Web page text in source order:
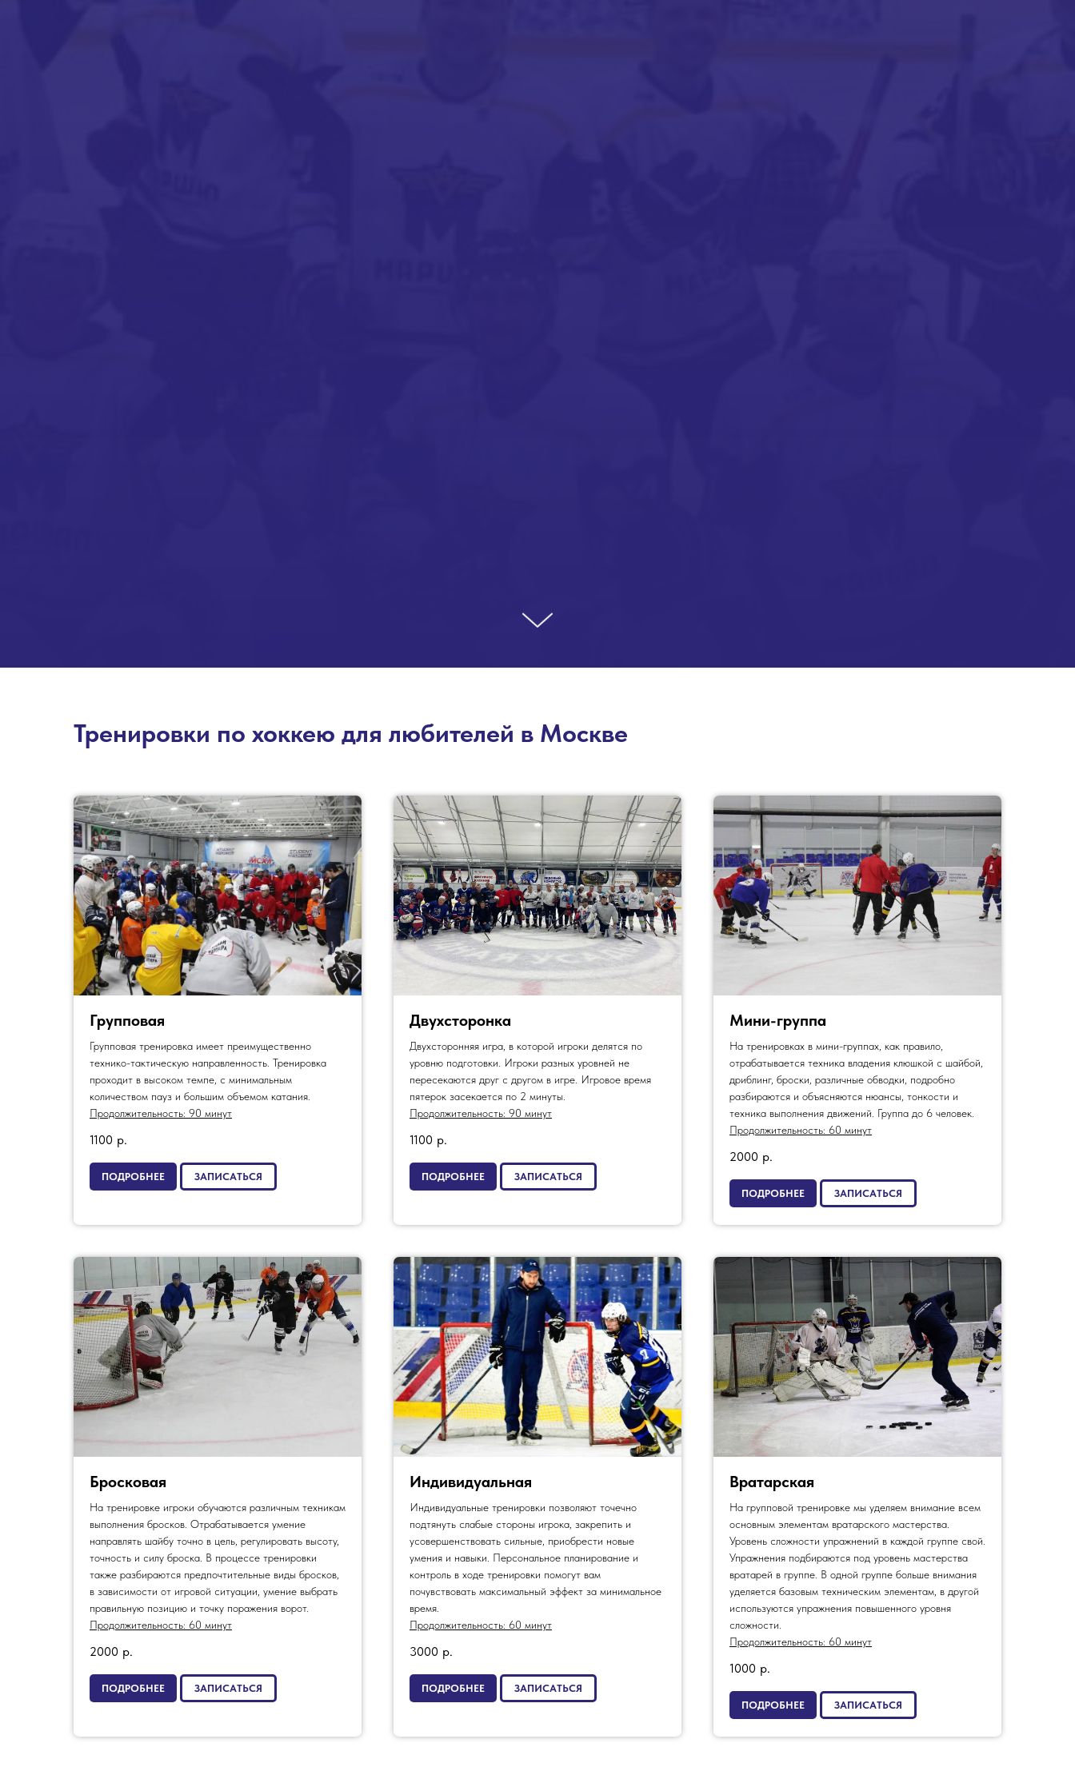
Тренировки по хоккею для любителей в Москве
Групповая
Групповая тренировка имеет преимущественно
технико-тактическую направленность. Тренировка
проходит в высоком темпе, с минимальным
количеством пауз и большим объемом катания.
Продолжительность: 90 минут
1100 р.
ПОДРОБНЕЕ ЗАПИСАТЬСЯ
Двухсторонка
Двухсторонняя игра, в которой игроки делятся по
уровню подготовки. Игроки разных уровней не
пересекаются друг с другом в игре. Игровое время
пятерок засекается по 2 минуты.
Продолжительность: 90 минут
1100 р.
ПОДРОБНЕЕ ЗАПИСАТЬСЯ
Мини-группа
На тренировках в мини-группах, как правило,
отрабатывается техника владения клюшкой с шайбой,
дриблинг, броски, различные обводки, подробно
разбираются и объясняются нюансы, тонкости и
техника выполнения движений. Группа до 6 человек.
Продолжительность: 60 минут
2000 р.
ПОДРОБНЕЕ ЗАПИСАТЬСЯ
Бросковая
На тренировке игроки обучаются различным техникам
выполнения бросков. Отрабатывается умение
направлять шайбу точно в цель, регулировать высоту,
точность и силу броска. В процессе тренировки
также разбираются предпочтительные виды бросков,
в зависимости от игровой ситуации, умение выбрать
правильную позицию и точку поражения ворот.
Продолжительность: 60 минут
2000 р.
ПОДРОБНЕЕ ЗАПИСАТЬСЯ
Индивидуальная
Индивидуальные тренировки позволяют точечно
подтянуть слабые стороны игрока, закрепить и
усовершенствовать сильные, приобрести новые
умения и навыки. Персональное планирование и
контроль в ходе тренировки помогут вам
почувствовать максимальный эффект за минимальное
время.
Продолжительность: 60 минут
3000 р.
ПОДРОБНЕЕ ЗАПИСАТЬСЯ
Вратарская
На групповой тренировке мы уделяем внимание всем
основным элементам вратарского мастерства.
Уровень сложности упражнений в каждой группе свой.
Упражнения подбираются под уровень мастерства
вратарей в группе. В одной группе больше внимания
уделяется базовым техническим элементам, в другой
используются упражнения повышенного уровня
сложности.
Продолжительность: 60 минут
1000 р.
ПОДРОБНЕЕ ЗАПИСАТЬСЯ